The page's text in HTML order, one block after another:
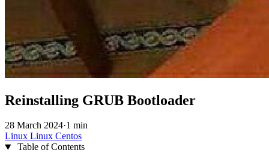
Reinstalling GRUB Bootloader
28 March 2024·1 min
Linux Linux Centos
Table of Contents